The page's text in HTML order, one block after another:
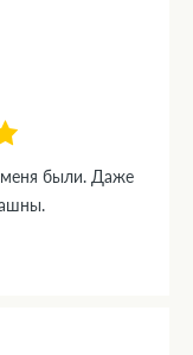
меня были. Даже